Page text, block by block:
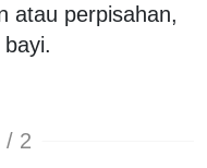
atau perpisahan,
/ 2